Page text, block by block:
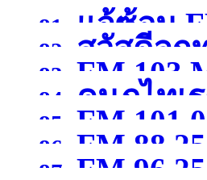
เชียงใหม่ )
กาญจนบุรี )
81. แจ้ซ้อน
82. สวัสดีลูก
83. FM 103
84.
คนภูไทเ
สกลนคร )
85. FM
86. FM
87. FM